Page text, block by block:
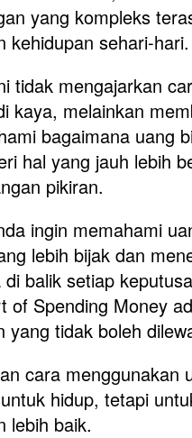
yang kompleks
kehidupan sehari-hari.
tidak mengajarkan
kaya, melainkan
bagaimana uang
hal yang jauh lebih
pikiran.
ingin memahami
lebih bijak dan
di balik setiap
of Spending Money
yang tidak boleh
cara menggunakan
hidup, tetapi
lebih baik.